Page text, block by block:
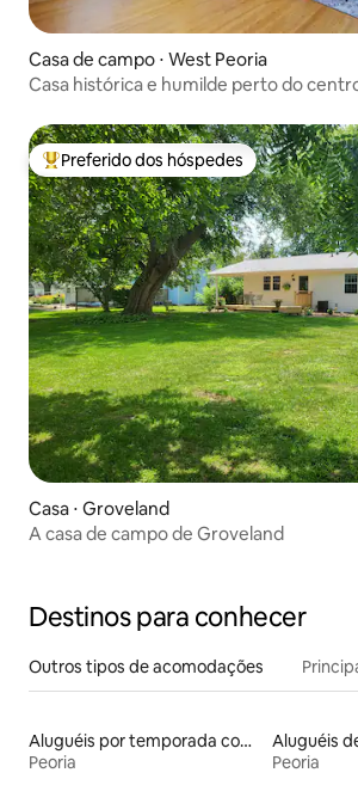
Casa de campo ⋅ West Peoria
Casa histórica e humilde perto do
Entre os melhores preferidos dos
Preferido dos hóspedes
Casa ⋅ Groveland
A casa de campo de Groveland
Destinos para conhecer
Outros tipos de acomodações
Aluguéis por temporada com acesso ao lago
Peoria
Peoria